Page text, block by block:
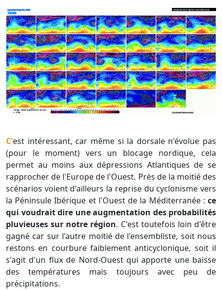
C'est intéressant, car même si la dorsale n'évolue pas
(pour le moment) vers un blocage nordique, cela
permet au moins aux dépressions Atlantiques de se
rapprocher de l'Europe de l'Ouest. Près de la moitié des
scénarios voient d'ailleurs la reprise du cyclonisme vers
la Péninsule Ibérique et l'Ouest de la Méditerranée : ce
qui voudrait dire une augmentation des probabilités
pluvieuses sur notre région. C'est toutefois loin d'être
gagné car sur l'autre moitié de l'ensembliste, soit nous
restons en courbure faiblement anticyclonique, soit il
s'agit d'un flux de Nord-Ouest qui apporte une baisse
des températures mais toujours avec peu de
précipitations.